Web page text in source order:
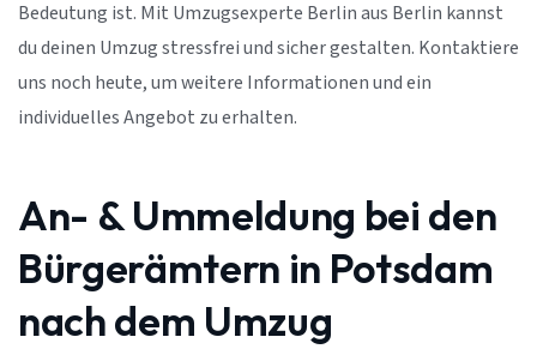
Bedeutung ist. Mit Umzugsexperte Berlin aus Berlin kannst
du deinen Umzug stressfrei und sicher gestalten. Kontaktiere
uns noch heute, um weitere Informationen und ein
individuelles Angebot zu erhalten.
An- & Ummeldung bei den
Bürgerämtern in Potsdam
nach dem Umzug